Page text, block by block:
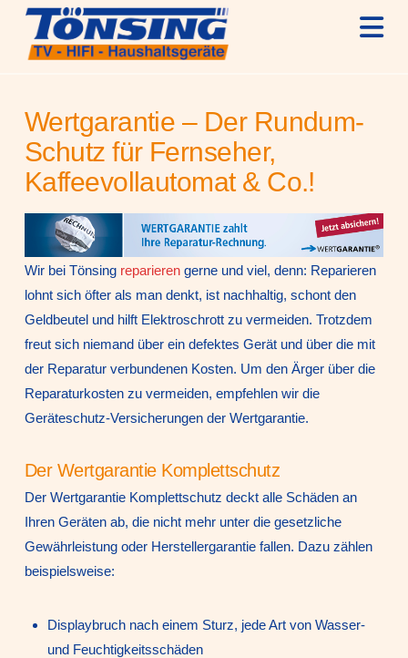
Wertgarantie – Der Rundum-
Schutz für Fernseher,
Kaffeevollautomat & Co.!
Wir bei Tönsing reparierengerne und viel, denn: Reparieren
lohnt sich öfter als man denkt, ist nachhaltig, schont den
Geldbeutel und hilft Elektroschrott zu vermeiden. Trotzdem
freut sich niemand über ein defektes Gerät und über die mit
der Reparatur verbundenen Kosten. Um den Ärger über die
Reparaturkosten zu vermeiden, empfehlen wir die
Geräteschutz-Versicherungen der Wertgarantie.
Der Wertgarantie Komplettschutz
Der Wertgarantie Komplettschutz deckt alle Schäden an
Ihren Geräten ab, die nicht mehr unter die gesetzliche
Gewährleistung oder Herstellergarantie fallen. Dazu zählen
beispielsweise:
Displaybruch nach einem Sturz, jede Art von Wasser-
und Feuchtigkeitsschäden